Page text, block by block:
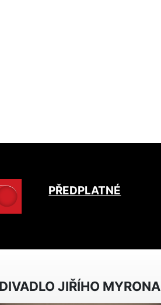
PŘEDPLATNÉ
DIVADLO JIŘÍHO MYRONA